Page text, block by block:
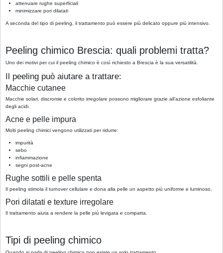
attenuare rughe superficiali
minimizzare pori dilatati
A seconda del tipo di peeling, il trattamento può essere più delicato oppure più intensivo.
Peeling chimico Brescia: quali problemi tratta?
Uno dei motivi per cui il peeling chimico è così richiesto a Brescia è la sua versatilità.
Il peeling può aiutare a trattare:
Macchie cutanee
Macchie solari, discromie e colorito irregolare possono migliorare grazie all’azione esfoliante
degli acidi.
Acne e pelle impura
Molti peeling chimici vengono utilizzati per ridurre:
impurità
sebo
infiammazione
segni post-acne
Rughe sottili e pelle spenta
Il peeling stimola il turnover cellulare e dona alla pelle un aspetto più uniforme e luminoso.
Pori dilatati e texture irregolare
Il trattamento aiuta a rendere la pelle più levigata e compatta.
Tipi di peeling chimico